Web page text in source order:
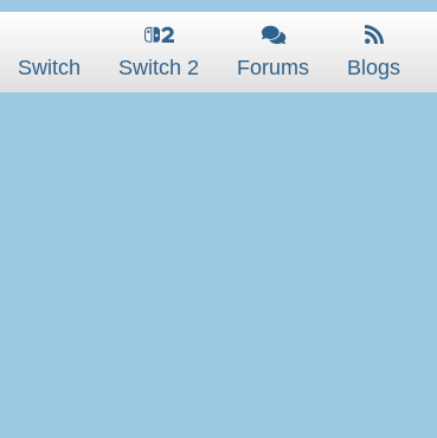
Switch Switch 2 Forums Blogs